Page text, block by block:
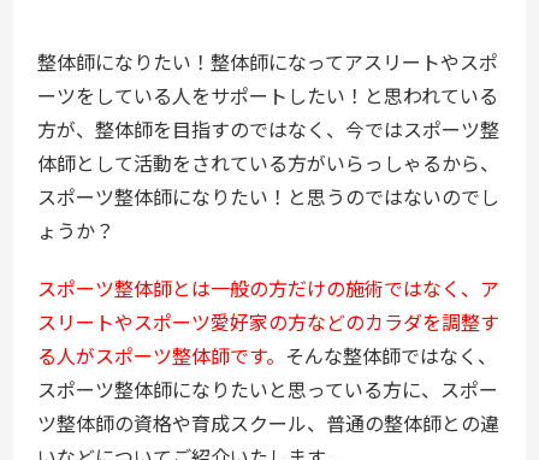
整体師になりたい！整体師になってアスリートやスポ
ーツをしている人をサポートしたい！と思われている
方が、整体師を目指すのではなく、今ではスポーツ整
体師として活動をされている方がいらっしゃるから、
スポーツ整体師になりたい！と思うのではないのでし
ょうか？
スポーツ整体師とは一般の方だけの施術ではなく、ア
スリートやスポーツ愛好家の方などのカラダを調整す
る人がスポーツ整体師です。 そんな整体師ではなく、
スポーツ整体師になりたいと思っている方に、スポー
ツ整体師の資格や育成スクール、普通の整体師との違